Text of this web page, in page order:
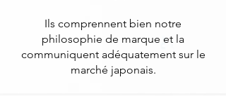
Ils comprennent bien notre
philosophie de marque et la
communiquent adéquatement sur le
marché japonais.